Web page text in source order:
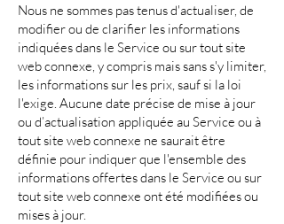
Nous ne sommes pas tenus d'actualiser, de
modifier ou de clarifier les informations
indiquées dans le Service ou sur tout site
web connexe, y compris mais sans s'y limiter,
les informations sur les prix, sauf si la loi
l'exige. Aucune date précise de mise à jour
ou d’actualisation appliquée au Service ou à
tout site web connexe ne saurait être
définie pour indiquer que l'ensemble des
informations offertes dans le Service ou sur
tout site web connexe ont été modifiées ou
mises à jour.